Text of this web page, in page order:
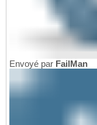
Envoyé par FailMan